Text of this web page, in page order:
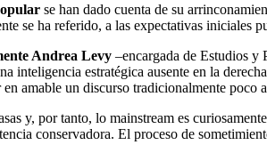
se han dado cuenta de su
se ha referido, a las expectativas iniciales
Andrea Levy –encargada de Estudios y
inteligencia estratégica ausente en la
amable un discurso tradicionalmente poco
y, por tanto, lo mainstream es
conservadora. El proceso de